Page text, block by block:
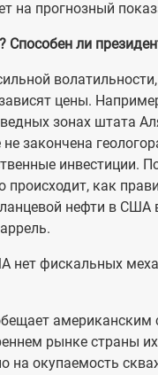
на прогнозный
Способен ли
цены.
зонах штата
закончена
инвестиции.
происходит, как
нефти в США
нет фискальных
рынке страны
на окупаемость